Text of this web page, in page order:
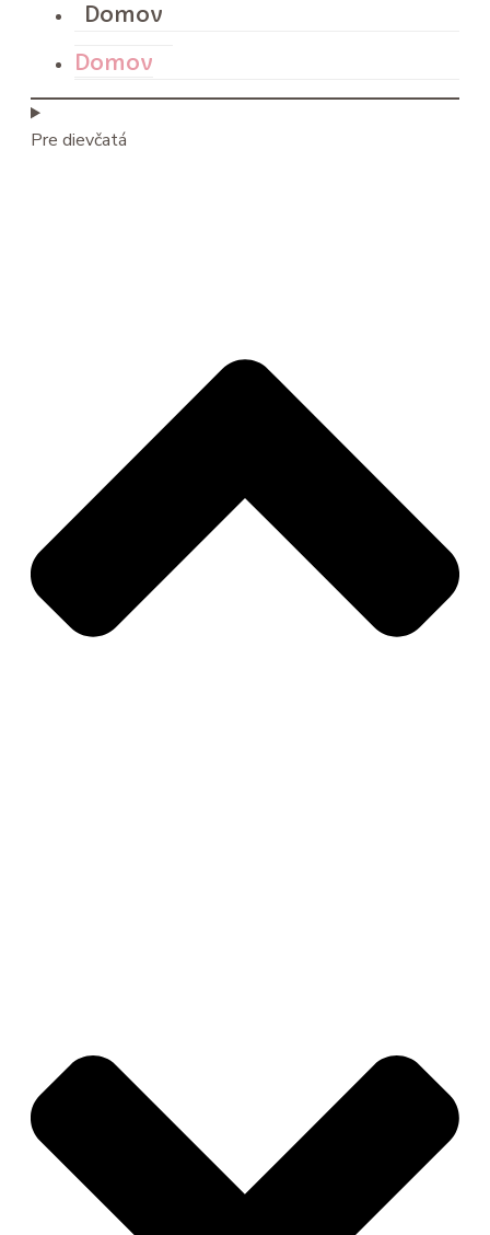
Domov
Domov
Pre dievčatá